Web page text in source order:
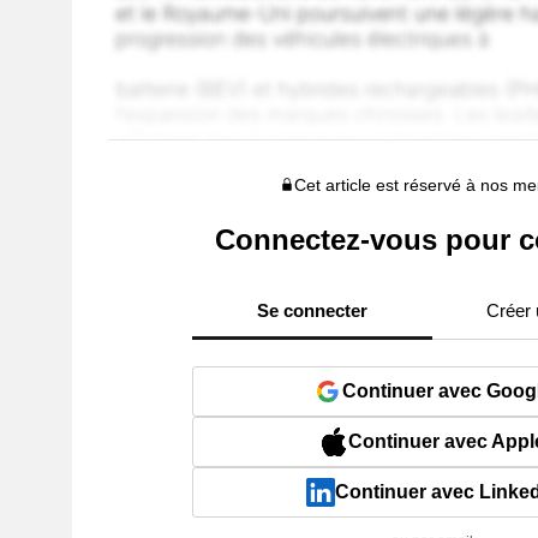
Cet article est réservé à nos
Connectez-vous pour
Se connecter Créer
Continuer avec
Continuer avec
Continuer avec